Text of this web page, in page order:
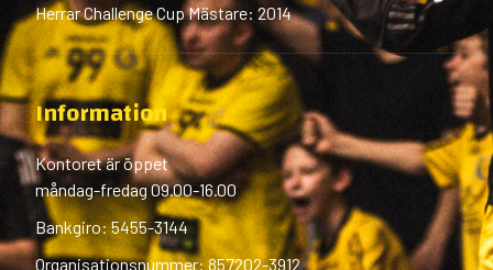
Herrar Challenge Cup Mästare: 2014
Information
Kontoret är öppet
måndag-fredag 09.00-16.00
Bankgiro: 5455-3144
Organisationsnummer: 857202-3912